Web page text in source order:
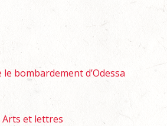
bombardement d’Odessa
Arts et lettres